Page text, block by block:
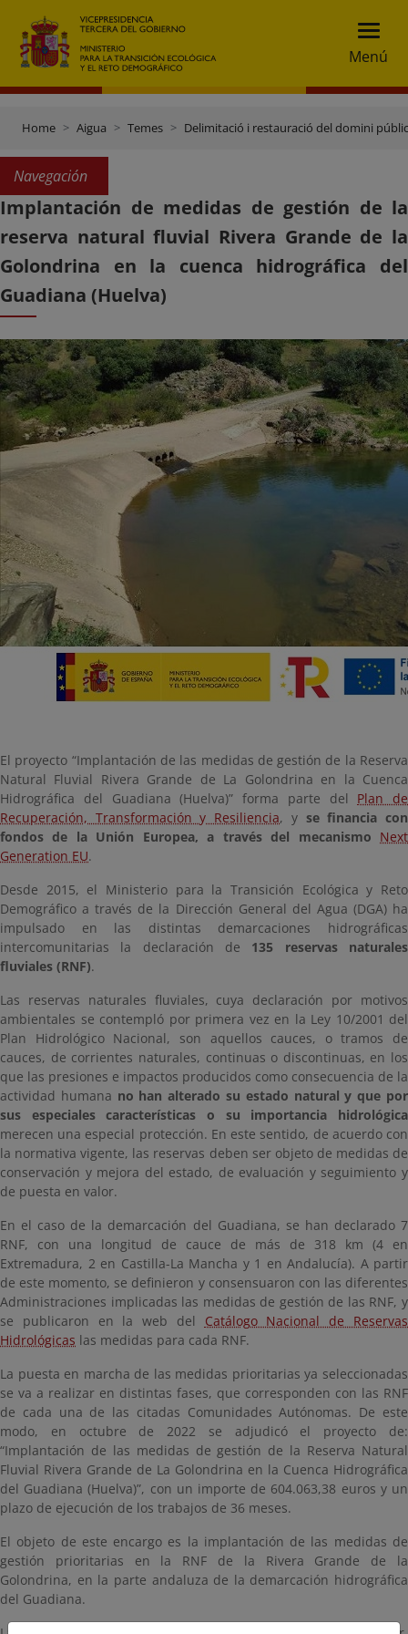
Menú
Home Aigua Temes Delimitació i restauració del domini
Navegación
Implantación de medidas de gestión de la
reserva natural fluvial Rivera Grande de la
Golondrina en la cuenca hidrográfica del
Guadiana (Huelva)
El proyecto “Implantación de las medidas de gestión de la Reserva
Natural Fluvial Rivera Grande de La Golondrina en la Cuenca
Hidrográfica del Guadiana (Huelva)” forma parte del Plan de
Recuperación, Transformación y Resiliencia, y se financia con
fondos de la Unión Europea, a través del mecanismo Next
Generation EU.
Desde 2015, el Ministerio para la Transición Ecológica y Reto
Demográfico a través de la Dirección General del Agua (DGA) ha
impulsado en las distintas demarcaciones hidrográficas
intercomunitarias la declaración de 135 reservas naturales
fluviales (RNF).
Las reservas naturales fluviales, cuya declaración por motivos
ambientales se contempló por primera vez en la Ley 10/2001 del
Plan Hidrológico Nacional, son aquellos cauces, o tramos de
cauces, de corrientes naturales, continuas o discontinuas, en los
que las presiones e impactos producidos como consecuencia de la
actividad humana no han alterado su estado natural y que por
sus especiales características o su importancia hidrológica
merecen una especial protección. En este sentido, de acuerdo con
la normativa vigente, las reservas deben ser objeto de medidas de
conservación y mejora del estado, de evaluación y seguimiento y
de puesta en valor.
En el caso de la demarcación del Guadiana, se han declarado 7
RNF, con una longitud de cauce de más de 318 km (4 en
Extremadura, 2 en Castilla-La Mancha y 1 en Andalucía). A partir
de este momento, se definieron y consensuaron con las diferentes
Administraciones implicadas las medidas de gestión de las RNF, y
se publicaron en la web del Catálogo Nacional de Reservas
Hidrológicas las medidas para cada RNF.
La puesta en marcha de las medidas prioritarias ya seleccionadas
se va a realizar en distintas fases, que corresponden con las RNF
de cada una de las citadas Comunidades Autónomas. De este
modo, en octubre de 2022 se adjudicó el proyecto de:
“Implantación de las medidas de gestión de la Reserva Natural
Fluvial Rivera Grande de La Golondrina en la Cuenca Hidrográfica
del Guadiana (Huelva)”, con un importe de 604.063,38 euros y un
plazo de ejecución de los trabajos de 36 meses.
El objeto de este encargo es la implantación de las medidas de
gestión prioritarias en la RNF de la Rivera Grande de la
Golondrina, en la parte andaluza de la demarcación hidrográfica
del Guadiana.